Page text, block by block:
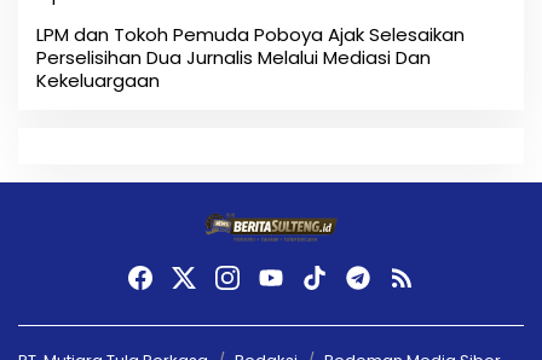
LPM dan Tokoh Pemuda Poboya Ajak Selesaikan
Perselisihan Dua Jurnalis Melalui Mediasi Dan
Kekeluargaan